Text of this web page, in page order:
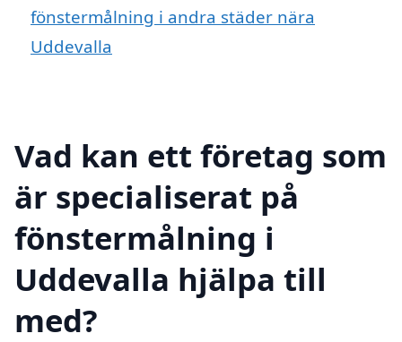
fönstermålning i andra städer nära
Uddevalla
Vad kan ett företag som
är specialiserat på
fönstermålning i
Uddevalla hjälpa till
med?